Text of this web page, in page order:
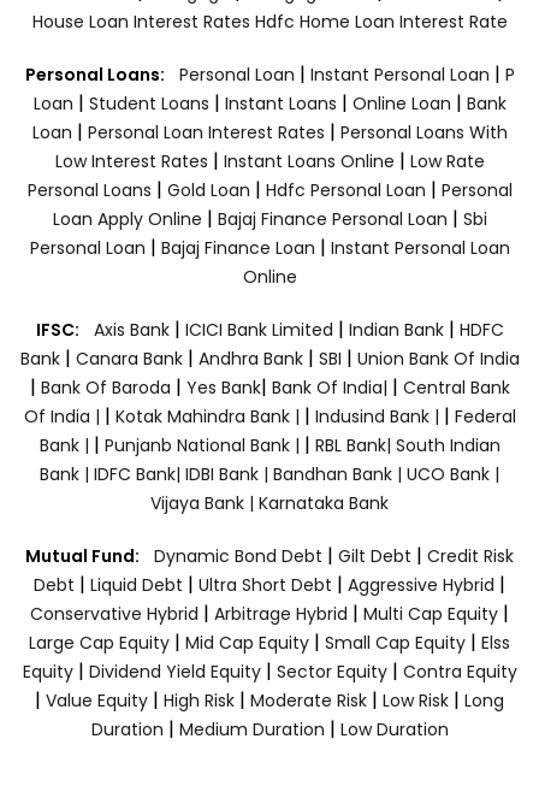
House Loan Interest Rates Hdfc Home Loan Interest Rate
Personal Loans: Personal Loan | Instant Personal Loan | P
Loan | Student Loans | Instant Loans | Online Loan | Bank
Loan | Personal Loan Interest Rates | Personal Loans With
Low Interest Rates | Instant Loans Online | Low Rate
Personal Loans | Gold Loan | Hdfc Personal Loan | Personal
Loan Apply Online | Bajaj Finance Personal Loan | Sbi
Personal Loan | Bajaj Finance Loan | Instant Personal Loan
Online
IFSC: Axis Bank | ICICI Bank Limited | Indian Bank | HDFC
Bank| Canara Bank | Andhra Bank| SBI | Union Bank Of India
| Bank Of Baroda | Yes Bank| Bank Of India| | Central Bank
Of India | | Kotak Mahindra Bank | | Indusind Bank | | Federal
Bank | | Punjanb National Bank | | RBL Bank| South Indian
Bank | IDFC Bank| IDBI Bank | Bandhan Bank | UCO Bank |
Vijaya Bank | Karnataka Bank
Mutual Fund: Dynamic Bond Debt | Gilt Debt | Credit Risk
Debt | Liquid Debt | Ultra Short Debt | Aggressive Hybrid |
Conservative Hybrid | Arbitrage Hybrid | Multi Cap Equity |
Large Cap Equity | Mid Cap Equity | Small Cap Equity | Elss
Equity| Dividend Yield Equity| Sector Equity | Contra Equity
| Value Equity | High Risk | Moderate Risk | Low Risk | Long
Duration | Medium Duration | Low Duration